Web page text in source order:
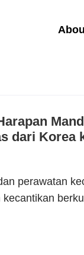
dari Korea
perawatan